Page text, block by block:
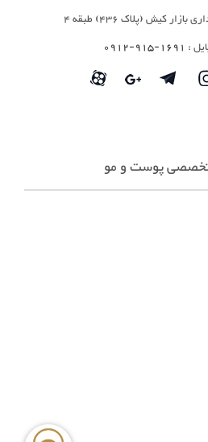
کیش (پلاک 436) طبقه 4
:
1691-915-0912
تخصصی پوست و مو